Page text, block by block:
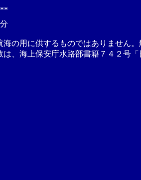
海の用に供するものではありません
は、海上保安庁水路部書籍７４２号